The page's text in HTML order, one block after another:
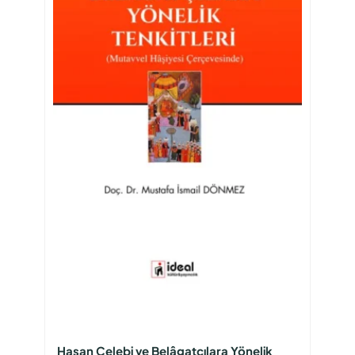
Hasan Çelebi ve Belâgatçılara Yönelik